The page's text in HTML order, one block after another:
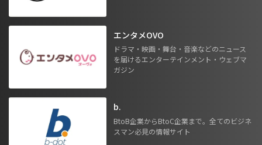
エンタメOVO
ドラマ・映画・舞台・音楽などのニュース
を届けるエンターテインメント・ウェブマ
ガジン
b.
BtoB企業からBtoC企業まで。全てのビジネ
スマン必見の情報サイト